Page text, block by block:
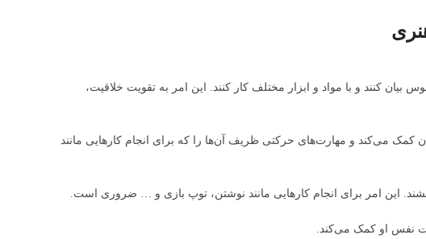
کنند و با مواد و ابزار مختلف کار کنند. این امر به تقویت خلاقیت،
می‌کند و مهارت‌های حرکتی ظریف آن‌ها را که برای انجام کارهایی مانند
این امر برای انجام کارهایی مانند نوشتن، توپ بازی و … ضروری است.
نفس او کمک می‌کند.